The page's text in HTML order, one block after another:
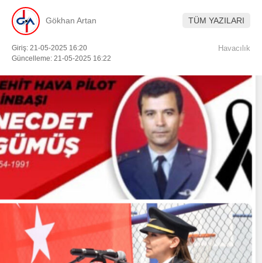
Gökhan Artan TÜM YAZILARI
Giriş: 21-05-2025 16:20
Güncelleme: 21-05-2025 16:22
Havacılık